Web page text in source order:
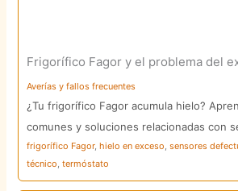
Frigorífico Fagor y el problema del
Averías y fallos frecuentes
¿Tu frigorífico Fagor acumula hielo?
comunes y soluciones relacionadas con
frigorífico Fagor,hielo en exceso,sensores
técnico,termóstato